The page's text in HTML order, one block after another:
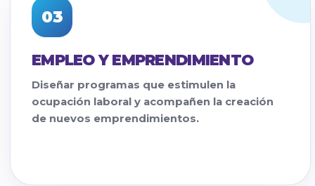
03
EMPLEO Y EMPRENDIMIENTO
Diseñar programas que estimulen la
ocupación laboral y acompañen la creación
de nuevos emprendimientos.